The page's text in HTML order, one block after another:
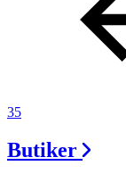
Magasin
35
Butiker